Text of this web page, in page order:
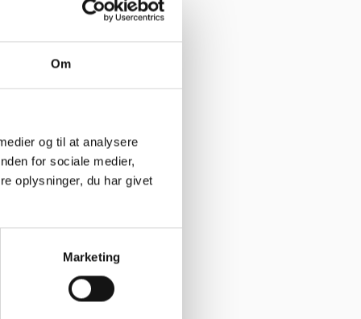
Om
og til at analysere
for sociale medier,
oplysninger, du har givet
Marketing